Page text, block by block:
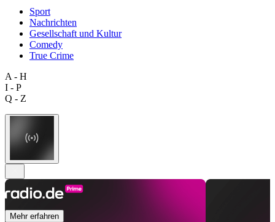
Sport
Nachrichten
Gesellschaft und Kultur
Comedy
True Crime
A - H
I - P
Q - Z
Mehr erfahren